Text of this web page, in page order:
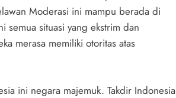
Moderasi ini mampu berada di
semua situasi yang ekstrim dan
merasa memiliki otoritas atas
ini negara majemuk. Takdir Indonesia